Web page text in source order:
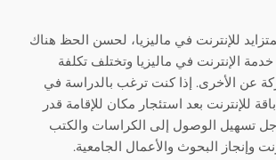
للإنترنت في ماليزيا، لحسن الحظ هناك
الإنترنت في ماليزيا وتختلف تكلفة
عن الأخرى. إذا كنت ترغب بالدراسة في
للإنترنت بعد استئجار مكان للإقامة قدر
تسهيل الوصول إلى الكراسات والكتب
وإنجاز البحوث والأعمال الجامعية.